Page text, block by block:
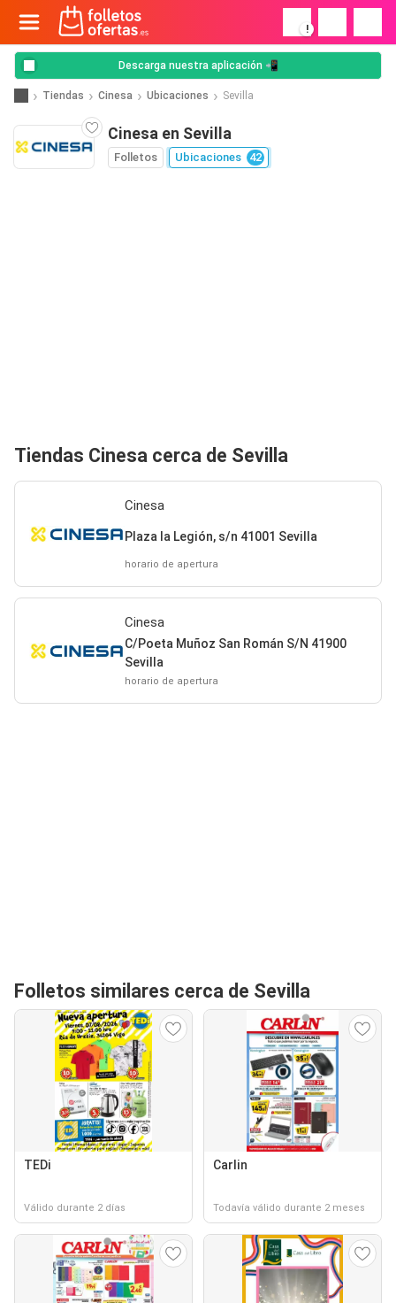
!
Descarga nuestra aplicación 📲
Tiendas Cinesa Ubicaciones Sevilla
Cinesa en Sevilla
Folletos Ubicaciones 42
Tiendas Cinesa cerca de Sevilla
Cinesa
Plaza la Legión, s/n 41001 Sevilla
horario de apertura
Cinesa
C/Poeta Muñoz San Román S/N 41900
Sevilla
horario de apertura
Folletos similares cerca de Sevilla
TEDi
Válido durante 2 días
Carlin
Todavía válido durante 2 meses